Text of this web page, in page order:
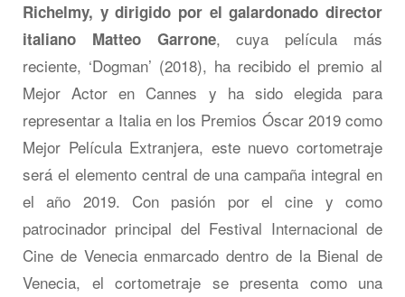
Richelmy, y dirigido por el galardonado director
italiano Matteo Garrone, cuya película más
reciente, ‘Dogman’ (2018), ha recibido el premio al
Mejor Actor en Cannes y ha sido elegida para
representar a Italia en los Premios Óscar 2019 como
Mejor Película Extranjera, este nuevo cortometraje
será el elemento central de una campaña integral en
el año 2019. Con pasión por el cine y como
patrocinador principal del Festival Internacional de
Cine de Venecia enmarcado dentro de la Bienal de
Venecia, el cortometraje se presenta como una